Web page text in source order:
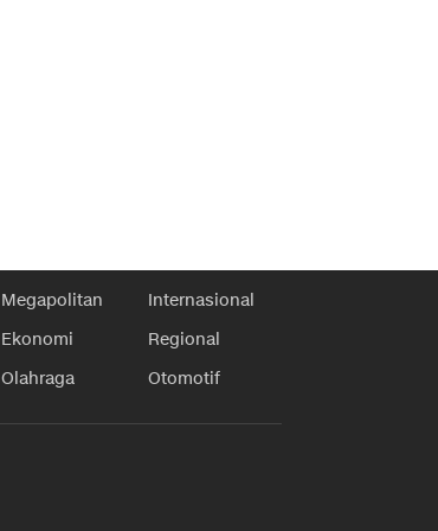
Megapolitan
Internasional
Ekonomi
Regional
Olahraga Otomotif